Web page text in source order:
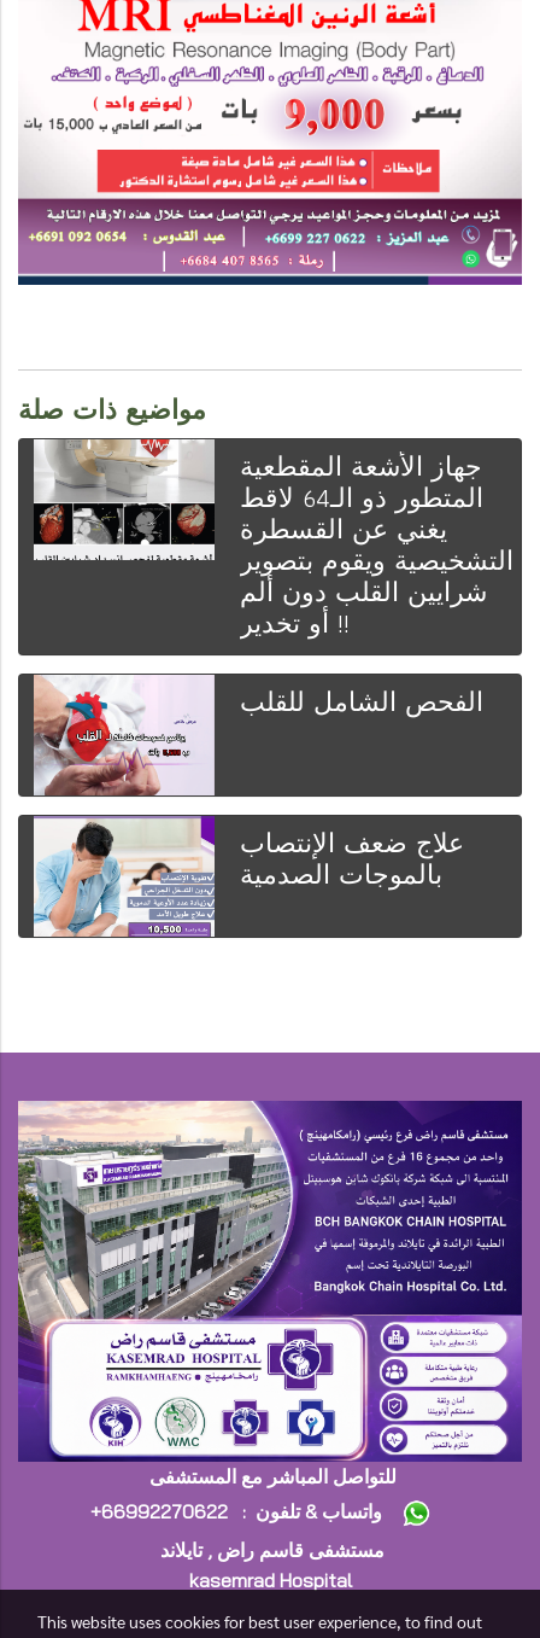
مواضيع ذات صلة
جهاز الأشعة المقطعية
المتطور ذو الـ64 لاقط
يغني عن القسطرة
التشخيصية ويقوم بتصوير
شرايين القلب دون ألم
أو تخدير !!
الفحص الشامل للقلب
علاج ضعف الإنتصاب
بالموجات الصدمية
+واتساب & تلفون : 66992270622
مستشفى قاسم راض , تايلاند
kasemrad Hospital
This website uses cookies for best user experience, to find out